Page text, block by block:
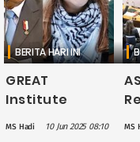
BERITA HARI INI
GREAT
Institute
Dorong
MS Hadi 10 Jun 2025 08:10 MS